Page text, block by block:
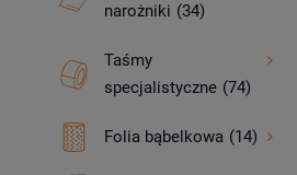
narożniki (34)
Taśmy
specjalistyczne (74)
Folia bąbelkowa (14)